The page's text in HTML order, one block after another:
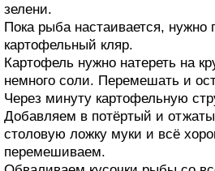
зелени.
Пока рыба настаивается, нужно
картофельный кляр.
Картофель нужно натереть на
немного соли. Перемешать и
Через минуту картофельную
Добавляем в потёртый и
столовую ложку муки и всё
перемешиваем.